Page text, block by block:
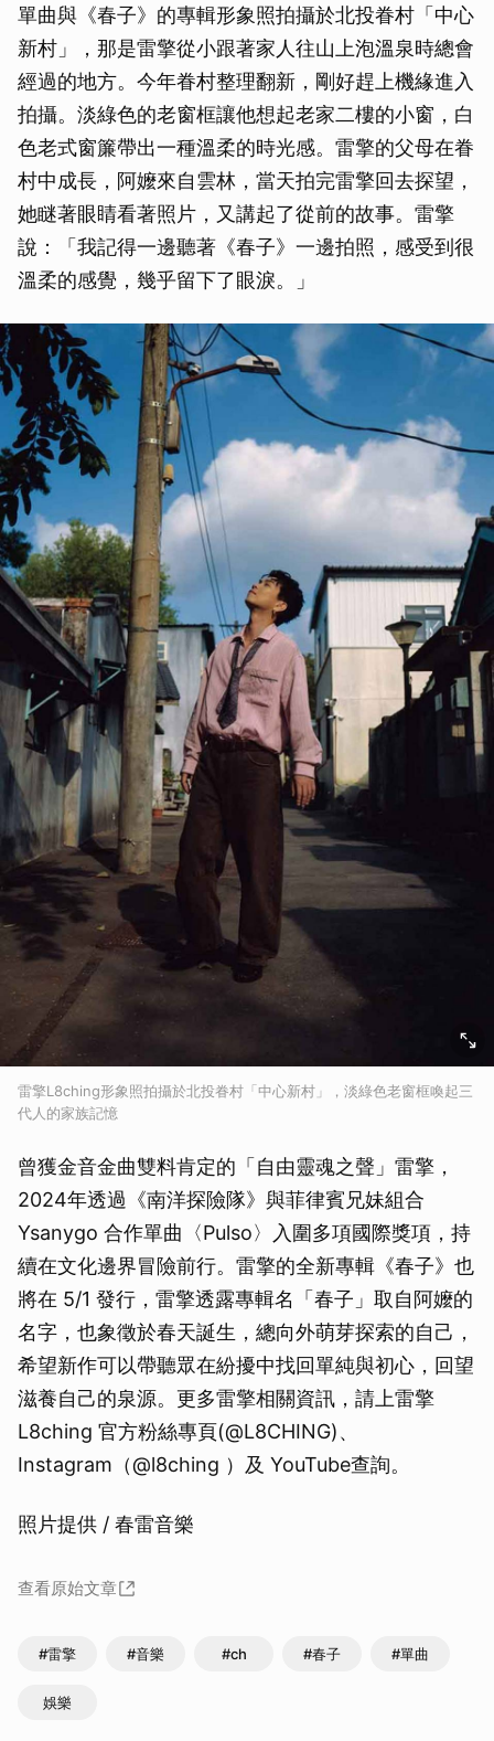
單曲與《春子》的專輯形象照拍攝於北投眷村「中心
新村」，那是雷擎從小跟著家人往山上泡溫泉時總會
經過的地方。今年眷村整理翻新，剛好趕上機緣進入
拍攝。淡綠色的老窗框讓他想起老家二樓的小窗，白
色老式窗簾帶出一種溫柔的時光感。雷擎的父母在眷
村中成長，阿嬤來自雲林，當天拍完雷擎回去探望，
她瞇著眼睛看著照片，又講起了從前的故事。雷擎
說：「我記得一邊聽著《春子》一邊拍照，感受到很
溫柔的感覺，幾乎留下了眼淚。」
雷擎L8ching形象照拍攝於北投眷村「中心新村」，淡綠色老窗框喚起三
代人的家族記憶
曾獲金音金曲雙料肯定的「自由靈魂之聲」雷擎，
2024年透過《南洋探險隊》與菲律賓兄妹組合
Ysanygo 合作單曲〈Pulso〉入圍多項國際獎項，持
續在文化邊界冒險前行。雷擎的全新專輯《春子》也
將在 5/1 發行，雷擎透露專輯名「春子」取自阿嬤的
名字，也象徵於春天誕生，總向外萌芽探索的自己，
希望新作可以帶聽眾在紛擾中找回單純與初心，回望
滋養自己的泉源。更多雷擎相關資訊，請上雷擎
L8ching 官方粉絲專頁(@L8CHING)、
Instagram（@l8ching ）及 YouTube查詢。
照片提供 / 春雷音樂
查看原始文章
#雷擎 #音樂 #ch #春子 #單曲
娛樂